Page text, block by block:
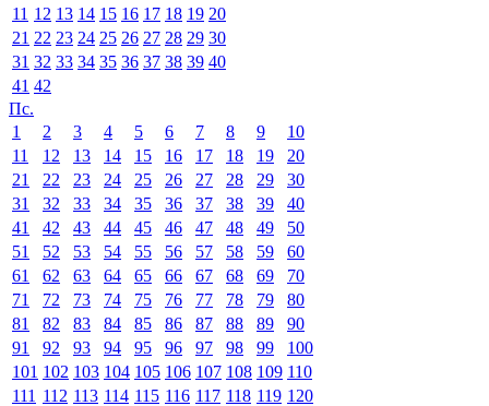
11 12 13 14 15 16 17 18 19 20
21 22 23 24 25 26 27 28 29 30
31 32 33 34 35 36 37 38 39 40
41 42
Пс.
1
2 3 4 5 6 7 8 9
10
11
12 13 14 15 16 17 18 19
20
21
22 23 24 25 26 27 28 29
30
31
32 33 34 35 36 37 38 39
40
41
42 43 44 45 46 47 48 49
50
51
52 53 54 55 56 57 58 59
60
61
62 63 64 65 66 67 68 69
70
71
72 73 74 75 76 77 78 79
80
81
82 83 84 85 86 87 88 89
90
91
92 93 94 95 96 97 98 99
100
101 102 103 104 105 106 107 108 109 110
111 112 113 114 115 116 117 118 119 120